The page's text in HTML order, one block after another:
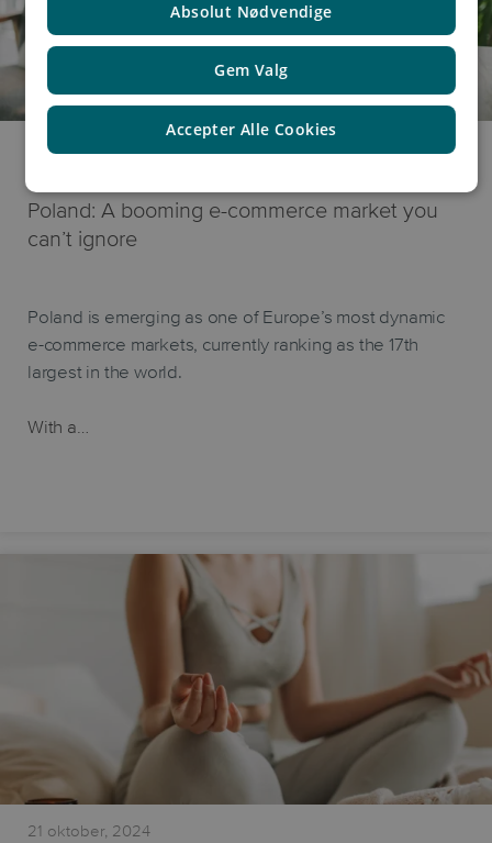
7 maj, 2025
Poland: A booming e-commerce market you
can’t ignore
Poland is emerging as one of Europe’s most dynamic
e-commerce markets, currently ranking as the 17th
largest in the world.
With a…
21 oktober, 2024
Gem Valg
Accepter Alle Cookies
Absolut Nødvendige